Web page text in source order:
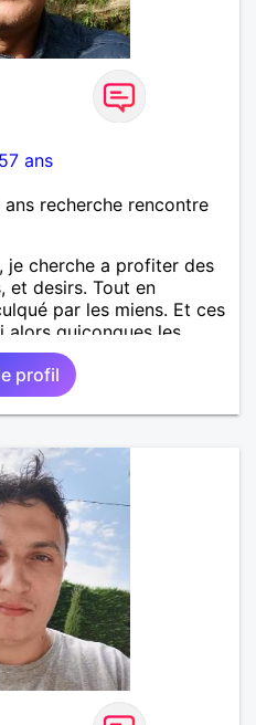
57 ans
recherche rencontre
je cherche a profiter des
et desirs. Tout en
par les miens. Et ces
alors quiconques les
cercle
profil